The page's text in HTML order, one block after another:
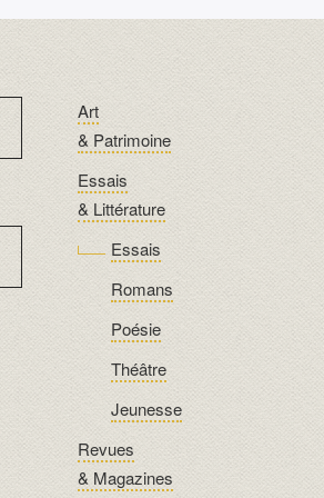
Art
& Patrimoine
Essais
& Littérature
Essais
Romans
Poésie
Théâtre
Jeunesse
Revues
& Magazines